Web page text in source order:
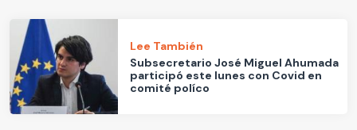
Lee También
Subsecretario José Miguel Ahumada
participó este lunes con Covid en
comité políco